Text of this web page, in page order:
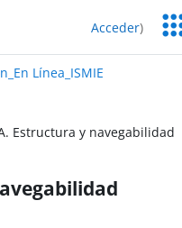
Línea_ISMIE Acceder)
Línea_ISMIE
Estructura y navegabilidad